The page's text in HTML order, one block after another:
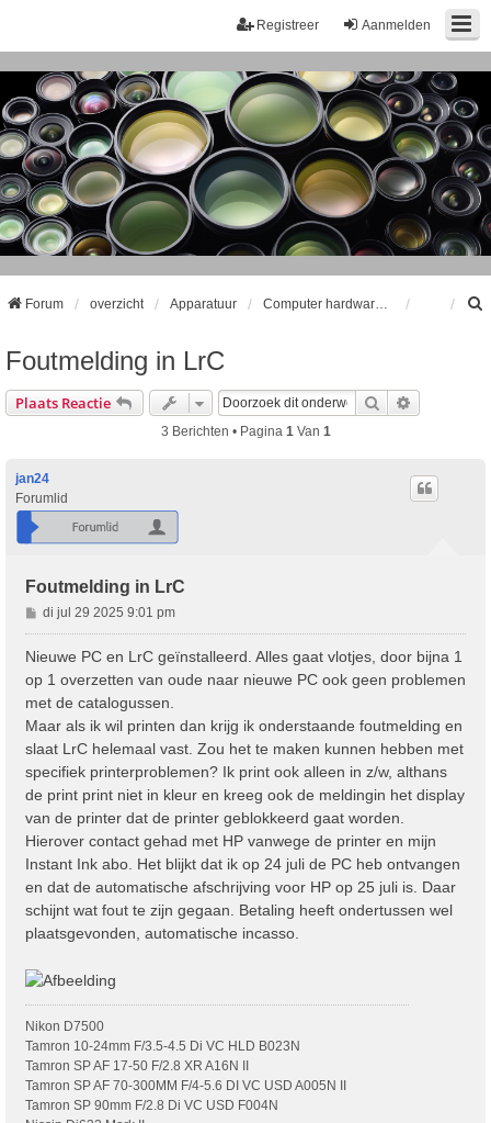
Aanmelden
Registreer
Forum overzicht Apparatuur
Foutmelding in LrC
Plaats Reactie Zoek
3 Berichten • Pagina 1 Van 1
jan24
Forumlid
Foutmelding in LrC
B
e
r
h
t
di jul 29 2025 9:01 pm
Nieuwe PC en LrC geïnstalleerd. Alles gaat vlotjes, door bijna 1
op 1 overzetten van oude naar nieuwe PC ook geen problemen
met de catalogussen.
Maar als ik wil printen dan krijg ik onderstaande foutmelding en
slaat LrC helemaal vast. Zou het te maken kunnen hebben met
specifiek printerproblemen? Ik print ook alleen in z/w, althans
de print print niet in kleur en kreeg ook de meldingin het display
van de printer dat de printer geblokkeerd gaat worden.
Hierover contact gehad met HP vanwege de printer en mijn
Instant Ink abo. Het blijkt dat ik op 24 juli de PC heb ontvangen
en dat de automatische afschrijving voor HP op 25 juli is. Daar
schijnt wat fout te zijn gegaan. Betaling heeft ondertussen wel
plaatsgevonden, automatische incasso.
Nikon D7500
Tamron 10-24mm F/3.5-4.5 Di VC HLD B023N
Tamron SP AF 17-50 F/2.8 XR A16N II
Tamron SP AF 70-300MM F/4-5.6 DI VC USD A005N II
Tamron SP 90mm F/2.8 Di VC USD F004N